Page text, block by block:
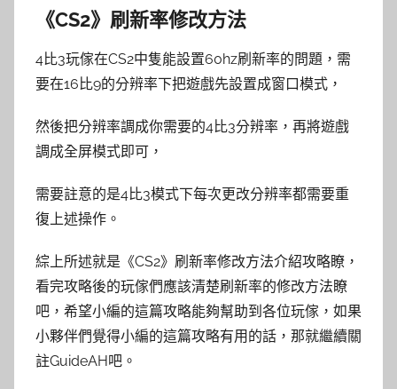
《CS2》刷新率修改方法
4比3玩傢在CS2中隻能設置60hz刷新率的問題，需
要在16比9的分辨率下把遊戲先設置成窗口模式，
然後把分辨率調成你需要的4比3分辨率，再將遊戲
調成全屏模式即可，
需要註意的是4比3模式下每次更改分辨率都需要重
復上述操作。
綜上所述就是《CS2》刷新率修改方法介紹攻略瞭，
看完攻略後的玩傢們應該清楚刷新率的修改方法瞭
吧，希望小編的這篇攻略能夠幫助到各位玩傢，如果
小夥伴們覺得小編的這篇攻略有用的話，那就繼續關
註GuideAH吧。